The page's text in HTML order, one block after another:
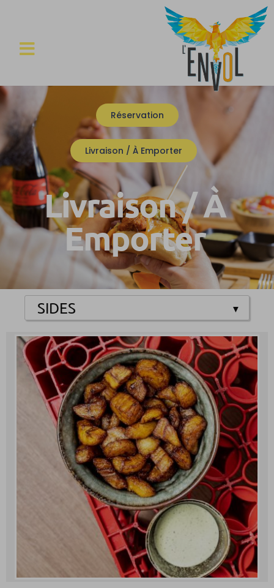
Réservation
Livraison / À Emporter
Livraison / À
Emporter